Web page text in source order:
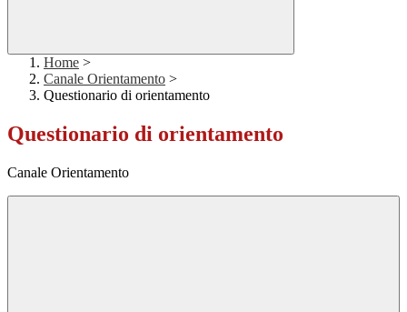
Home >
Canale Orientamento >
Questionario di orientamento
Questionario di orientamento
Canale Orientamento